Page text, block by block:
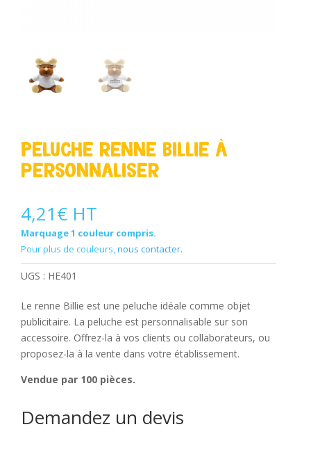
Peluche renne Billie à
personnaliser
4,21€ HT
Marquage 1 couleur compris.
Pour plus de couleurs,nous contacter.
UGS : HE401
Le renne Billie est une peluche idéale comme objet
publicitaire. La peluche est personnalisable sur son
accessoire. Offrez-la à vos clients ou collaborateurs, ou
proposez-la à la vente dans votre établissement.
Vendue par 100 pièces.
Demandez un devis